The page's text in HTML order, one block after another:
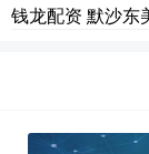
钱龙配资 默沙东